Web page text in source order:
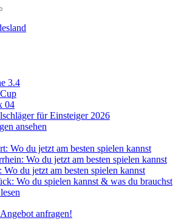
3.4
04
für Einsteiger 2026
ansehen
Wo du jetzt am besten spielen kannst
Wo du jetzt am besten spielen kannst
du jetzt am besten spielen kannst
Wo du spielen kannst & was du brauchst
anfragen!